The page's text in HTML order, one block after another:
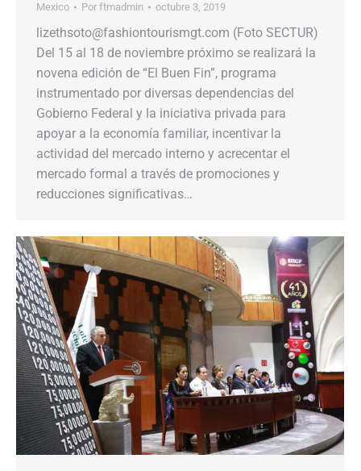
Mexico Por ftmadmin octubre 3, 2019
lizethsoto@fashiontourismgt.com (Foto SECTUR)
Del 15 al 18 de noviembre próximo se realizará la
novena edición de “El Buen Fin”, programa
instrumentado por diversas dependencias del
Gobierno Federal y la iniciativa privada para
apoyar a la economía familiar, incentivar la
actividad del mercado interno y acrecentar el
mercado formal a través de promociones y
reducciones significativas…